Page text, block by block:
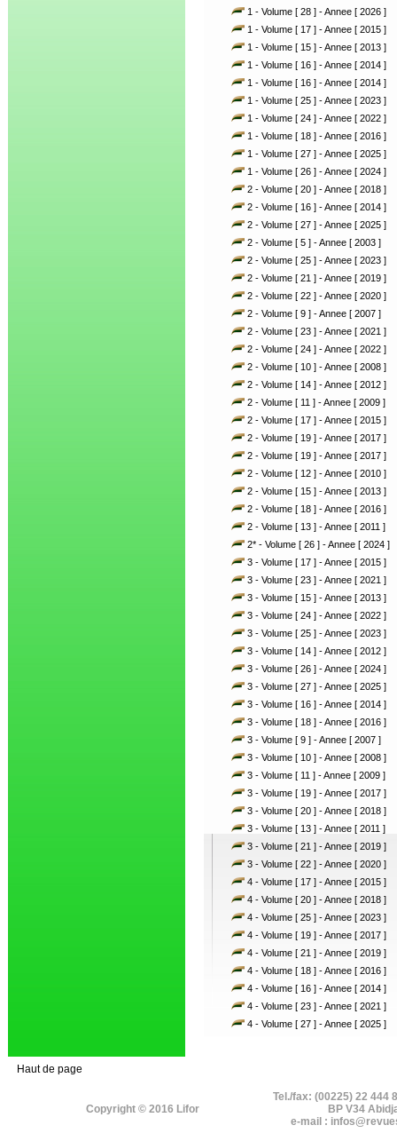
1 - Volume [ 28 ] - Annee [ 2026 ]
1 - Volume [ 17 ] - Annee [ 2015 ]
1 - Volume [ 15 ] - Annee [ 2013 ]
1 - Volume [ 16 ] - Annee [ 2014 ]
1 - Volume [ 16 ] - Annee [ 2014 ]
1 - Volume [ 25 ] - Annee [ 2023 ]
1 - Volume [ 24 ] - Annee [ 2022 ]
1 - Volume [ 18 ] - Annee [ 2016 ]
1 - Volume [ 27 ] - Annee [ 2025 ]
1 - Volume [ 26 ] - Annee [ 2024 ]
2 - Volume [ 20 ] - Annee [ 2018 ]
2 - Volume [ 16 ] - Annee [ 2014 ]
2 - Volume [ 27 ] - Annee [ 2025 ]
2 - Volume [ 5 ] - Annee [ 2003 ]
2 - Volume [ 25 ] - Annee [ 2023 ]
2 - Volume [ 21 ] - Annee [ 2019 ]
2 - Volume [ 22 ] - Annee [ 2020 ]
2 - Volume [ 9 ] - Annee [ 2007 ]
2 - Volume [ 23 ] - Annee [ 2021 ]
2 - Volume [ 24 ] - Annee [ 2022 ]
2 - Volume [ 10 ] - Annee [ 2008 ]
2 - Volume [ 14 ] - Annee [ 2012 ]
2 - Volume [ 11 ] - Annee [ 2009 ]
2 - Volume [ 17 ] - Annee [ 2015 ]
2 - Volume [ 19 ] - Annee [ 2017 ]
2 - Volume [ 19 ] - Annee [ 2017 ]
2 - Volume [ 12 ] - Annee [ 2010 ]
2 - Volume [ 15 ] - Annee [ 2013 ]
2 - Volume [ 18 ] - Annee [ 2016 ]
2 - Volume [ 13 ] - Annee [ 2011 ]
2* - Volume [ 26 ] - Annee [ 2024 ]
3 - Volume [ 17 ] - Annee [ 2015 ]
3 - Volume [ 23 ] - Annee [ 2021 ]
3 - Volume [ 15 ] - Annee [ 2013 ]
3 - Volume [ 24 ] - Annee [ 2022 ]
3 - Volume [ 25 ] - Annee [ 2023 ]
3 - Volume [ 14 ] - Annee [ 2012 ]
3 - Volume [ 26 ] - Annee [ 2024 ]
3 - Volume [ 27 ] - Annee [ 2025 ]
3 - Volume [ 16 ] - Annee [ 2014 ]
3 - Volume [ 18 ] - Annee [ 2016 ]
3 - Volume [ 9 ] - Annee [ 2007 ]
3 - Volume [ 10 ] - Annee [ 2008 ]
3 - Volume [ 11 ] - Annee [ 2009 ]
3 - Volume [ 19 ] - Annee [ 2017 ]
3 - Volume [ 20 ] - Annee [ 2018 ]
3 - Volume [ 13 ] - Annee [ 2011 ]
3 - Volume [ 21 ] - Annee [ 2019 ]
3 - Volume [ 22 ] - Annee [ 2020 ]
4 - Volume [ 17 ] - Annee [ 2015 ]
4 - Volume [ 20 ] - Annee [ 2018 ]
4 - Volume [ 25 ] - Annee [ 2023 ]
4 - Volume [ 19 ] - Annee [ 2017 ]
4 - Volume [ 21 ] - Annee [ 2019 ]
4 - Volume [ 18 ] - Annee [ 2016 ]
4 - Volume [ 16 ] - Annee [ 2014 ]
4 - Volume [ 23 ] - Annee [ 2021 ]
4 - Volume [ 27 ] - Annee [ 2025 ]
Haut de page
Copyright © 2016 Lifor
Tel./fax: (00225) 22 444
BP V34
e-mail :